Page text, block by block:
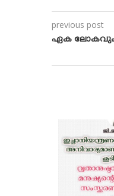
previous post
ഏക